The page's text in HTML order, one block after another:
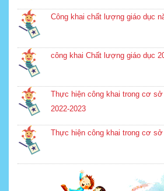
Công khai chất lượng giáo dục
công khai Chất lượng giáo dục
Thực hiện công khai trong cơ sở
2022-2023
Thực hiện công khai trong cơ sở